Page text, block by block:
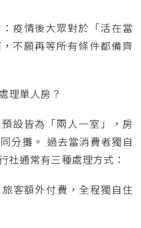
疫情後大眾對於「活在當
不願再等所有條件都備齊
理單人房？
設皆為「兩人一室」，房
分攤。 過去當消費者獨自
社通常有三種處理方式：
客額外付費，全程獨自住